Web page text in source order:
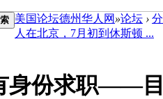
美国论坛德州华人网 »论坛 ›
人在北京，7月初到休斯顿 ...
身份求职——目